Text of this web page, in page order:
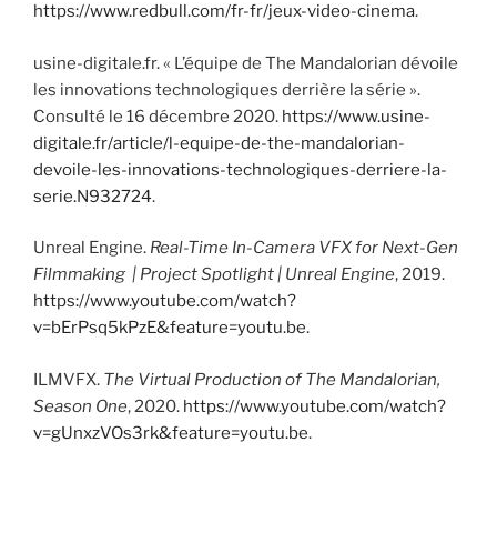
https://www.redbull.com/fr-fr/jeux-video-cinema.
usine-digitale.fr. « L’équipe de The Mandalorian dévoile
les innovations technologiques derrière la série ».
Consulté le 16 décembre 2020. https://www.usine-
digitale.fr/article/l-equipe-de-the-mandalorian-
devoile-les-innovations-technologiques-derriere-la-
serie.N932724.
Unreal Engine. Real-Time In-Camera VFX for Next-Gen
Filmmaking | Project Spotlight | Unreal Engine, 2019.
https://www.youtube.com/watch?
v=bErPsq5kPzE&feature=youtu.be.
ILMVFX. The Virtual Production of The Mandalorian,
Season One, 2020. https://www.youtube.com/watch?
v=gUnxzVOs3rk&feature=youtu.be.